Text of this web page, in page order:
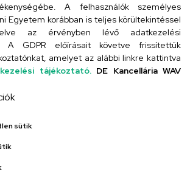
A felhasználók személyes
Egyetem korábban is teljes körültekintéssel
az érvényben lévő adatkezelési
A GDPR előírásait követve frissítettük
amelyet az alábbi linkre kattintva
tájékoztató. DE Kancellária WAV
sütik